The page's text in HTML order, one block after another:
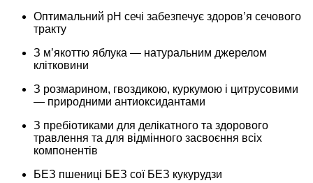
Оптимальний pH сечі забезпечує здоров’я сечового
тракту
З м’якоттю яблука — натуральним джерелом
клітковини
З розмарином, гвоздикою, куркумою і цитрусовими
— природними антиоксидантами
З пребіотиками для делікатного та здорового
травлення та для відмінного засвоєння всіх
компонентів
БЕЗ пшениці БЕЗ сої БЕЗ кукурудзи